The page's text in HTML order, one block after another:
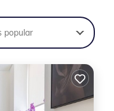
popular